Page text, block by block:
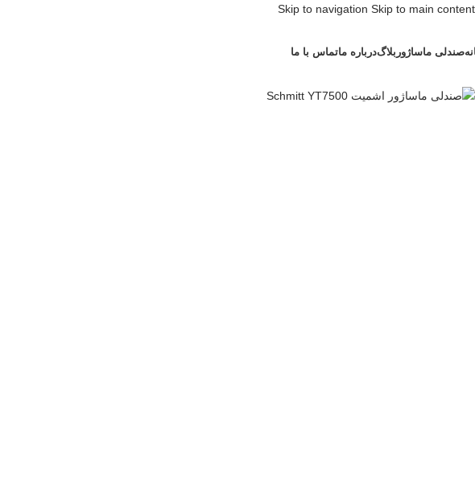
Skip to navigation Skip to main content
صندلی ماساژور بلاگدرباره ماتماس با ما